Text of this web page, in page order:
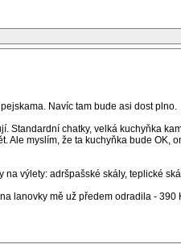
Navíc tam bude asi dost plno.
Standardní chatky, velká kuchyňka
Ale myslím, že ta kuchyňka bude OK,
výlety: adršpašské skály, teplické
lanovky mě už předem odradila -